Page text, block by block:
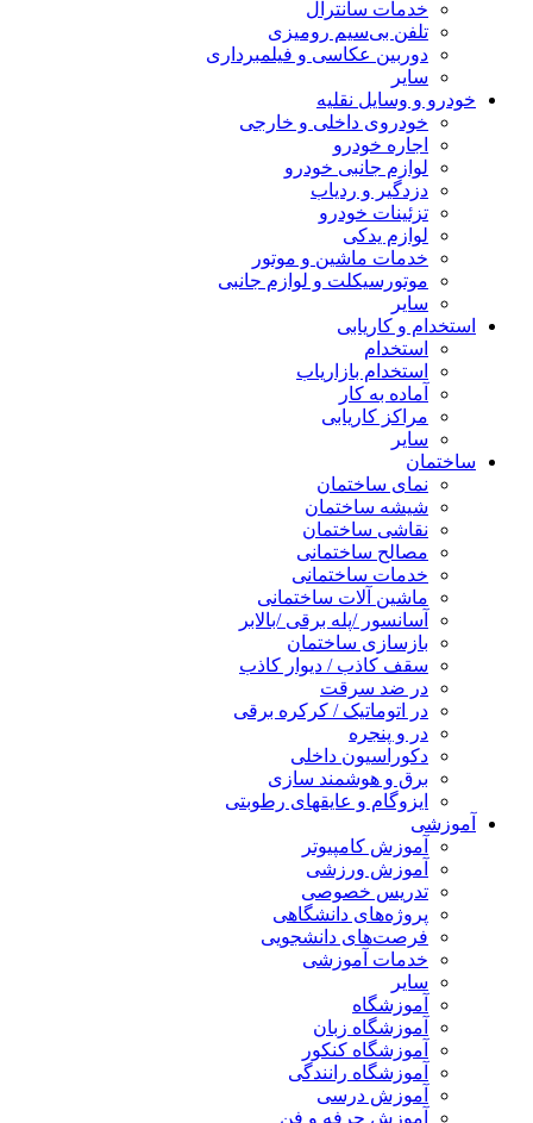
خدمات سانترال
تلفن بی‌سیم رومیزی
دوربین عکاسی و فیلمبرداری
سایر
خودرو و وسایل نقلیه
خودروی داخلی و خارجی
اجاره خودرو
لوازم جانبی خودرو
دزدگیر و ردیاب
تزئینات خودرو
لوازم یدکی
خدمات ماشین و موتور
موتورسیکلت و لوازم جانبی
سایر
استخدام و کاریابی
استخدام
استخدام بازاریاب
آماده به کار
مراکز کاریابی
سایر
ساختمان
نمای ساختمان
شیشه ساختمان
نقاشی ساختمان
مصالح ساختمانی
خدمات ساختمانی
ماشین آلات ساختمانی
آسانسور /پله برقی /بالابر
بازسازی ساختمان
سقف کاذب / دیوار کاذب
در ضد سرقت
در اتوماتیک / کرکره برقی
در و پنجره
دکوراسیون داخلی
برق و هوشمند سازی
ایزوگام و عایقهای رطوبتی
آموزشی
آموزش کامپیوتر
آموزش ورزشی
تدریس خصوصی
پروژه‌های دانشگاهی
فرصت‌های دانشجویی
خدمات آموزشی
سایر
آموزشگاه
آموزشگاه زبان
آموزشگاه کنکور
آموزشگاه رانندگی
آموزش درسی
آموزش حرفه و فن